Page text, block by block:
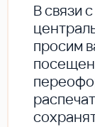
В cвязи
просим